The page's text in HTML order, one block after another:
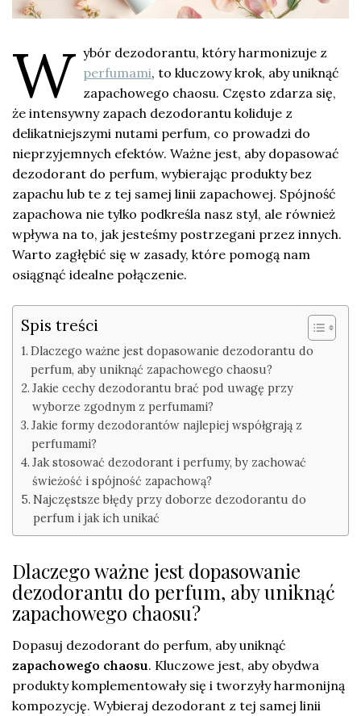
W ybór dezodorantu, który harmonizuje z
perfumami, to kluczowy krok, aby uniknąć
zapachowego chaosu. Często zdarza się,
że intensywny zapach dezodorantu koliduje z
delikatniejszymi nutami perfum, co prowadzi do
nieprzyjemnych efektów. Ważne jest, aby dopasować
dezodorant do perfum, wybierając produkty bez
zapachu lub te z tej samej linii zapachowej. Spójność
zapachowa nie tylko podkreśla nasz styl, ale również
wpływa na to, jak jesteśmy postrzegani przez innych.
Warto zagłębić się w zasady, które pomogą nam
osiągnąć idealne połączenie.
Spis treści
Dlaczego ważne jest dopasowanie dezodorantu do
perfum, aby uniknąć zapachowego chaosu?
Jakie cechy dezodorantu brać pod uwagę przy
wyborze zgodnym z perfumami?
Jakie formy dezodorantów najlepiej współgrają z
perfumami?
Jak stosować dezodorant i perfumy, by zachować
świeżość i spójność zapachową?
Najczęstsze błędy przy doborze dezodorantu do
perfum i jak ich unikać
Dlaczego ważne jest dopasowanie
dezodorantu do perfum, aby uniknąć
zapachowego chaosu?
Dopasuj dezodorant do perfum, aby uniknąć
zapachowego chaosu. Kluczowe jest, aby obydwa
produkty komplementowały się i tworzyły harmonijną
kompozycję. Wybieraj dezodorant z tej samej linii